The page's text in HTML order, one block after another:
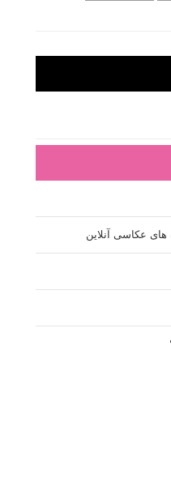
عکاسی آنلاین